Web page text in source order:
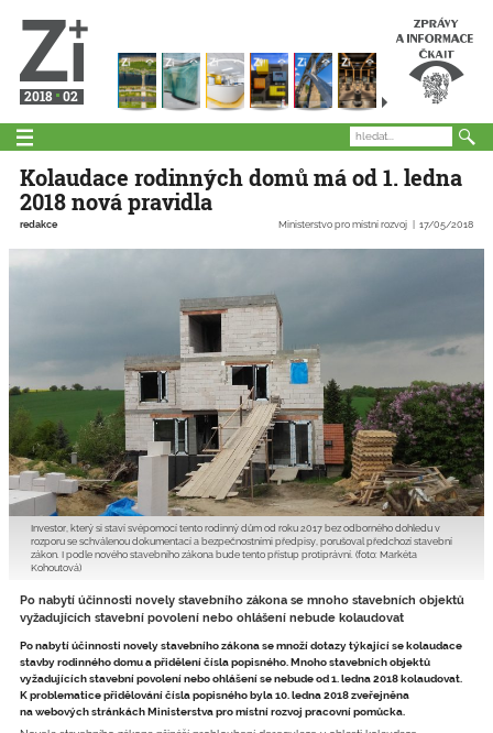
2018 02
Kolaudace rodinných domů má od 1. ledna
2018 nová pravidla
redakce 17/05/2018
Ministerstvo pro místní rozvoj
Investor, který si staví svépomocí tento rodinný dům od roku 2017 bez odborného dohledu v
rozporu se schválenou dokumentací a bezpečnostními předpisy, porušoval předchozí stavební
zákon. I podle nového stavebního zákona bude tento přístup protiprávní. (foto: Markéta
Kohoutová)
Po nabytí účinnosti novely stavebního zákona se mnoho stavebních objektů
vyžadujících stavební povolení nebo ohlášení nebude kolaudovat
Po nabytí účinnosti novely stavebního zákona se množí dotazy týkající se kolaudace
stavby rodinného domu a přidělení čísla popisného. Mnoho stavebních objektů
vyžadujících stavební povolení nebo ohlášení se nebude od 1. ledna 2018 kolaudovat.
K problematice přidělování čísla popisného byla 10. ledna 2018 zveřejněna
na webových stránkách Ministerstva pro místní rozvoj pracovní pomůcka.